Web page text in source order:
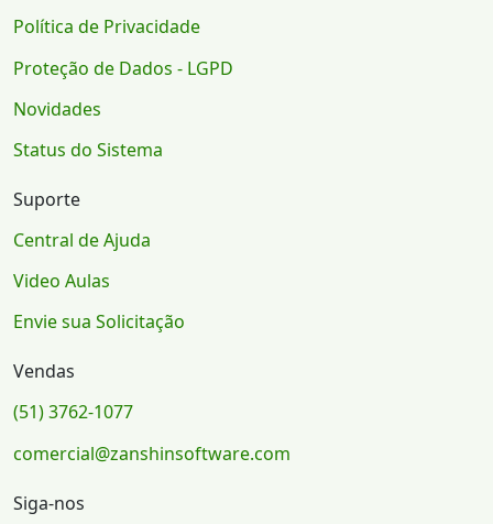
Política de Privacidade
Proteção de Dados - LGPD
Novidades
Status do Sistema
Suporte
Central de Ajuda
Video Aulas
Envie sua Solicitação
Vendas
(51) 3762-1077
comercial@zanshinsoftware.com
Siga-nos